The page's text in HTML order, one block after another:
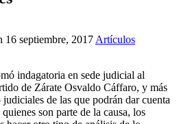
16 septiembre, 2017 Artículos
indagatoria en sede judicial al
de Zárate Osvaldo Cáffaro, y más
de las que podrán dar cuenta
son parte de la causa, los